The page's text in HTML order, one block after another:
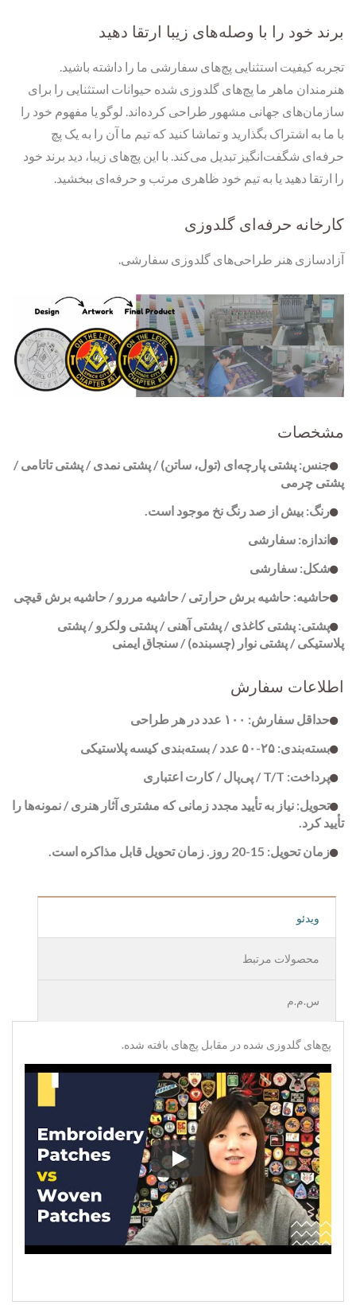
برند خود را با وصله‌های زیبا ارتقا دهید
تجربه کیفیت استثنایی پچ‌های سفارشی ما را داشته باشید.
هنرمندان ماهر ما پچ‌های گلدوزی شده حیوانات استثنایی را برای
سازمان‌های جهانی مشهور طراحی کرده‌اند. لوگو یا مفهوم خود را
با ما به اشتراک بگذارید و تماشا کنید که تیم ما آن را به یک پچ
حرفه‌ای شگفت‌انگیز تبدیل می‌کند. با این پچ‌های زیبا، دید برند خود
را ارتقا دهید یا به تیم خود ظاهری مرتب و حرفه‌ای ببخشید.
کارخانه حرفه‌ای گلدوزی
آزادسازی هنر طراحی‌های گلدوزی سفارشی.
مشخصات
جنس: پشتی پارچه‌ای (تول، ساتن) / پشتی نمدی / پشتی تاتامی /
پشتی چرمی
رنگ: بیش از صد رنگ نخ موجود است.
اندازه: سفارشی
شکل: سفارشی
حاشیه: حاشیه برش حرارتی / حاشیه مررو / حاشیه برش قیچی
پشتی: پشتی کاغذی / پشتی آهنی / پشتی ولکرو / پشتی
پلاستیکی / پشتی نوار (چسبنده) / سنجاق ایمنی
اطلاعات سفارش
حداقل سفارش: ۱۰۰ عدد در هر طراحی
بسته‌بندی: ۲۵-۵۰ عدد / بسته‌بندی کیسه پلاستیکی
پرداخت: T/T / پی‌پال / کارت اعتباری
تحویل: نیاز به تأیید مجدد زمانی که مشتری آثار هنری / نمونه‌ها را
تأیید کرد.
زمان تحویل: 15-20 روز. زمان تحویل قابل مذاکره است.
ویدئو
محصولات مرتبط
س.م.م
پچ‌های گلدوزی شده در مقابل پچ‌های بافته شده.
پچ‌های گلدوزی شده در مقابل